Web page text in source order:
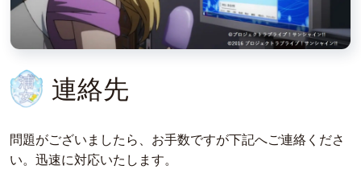
連絡先
問題がございましたら、お手数ですが下記へご連絡くださ
い。迅速に対応いたします。